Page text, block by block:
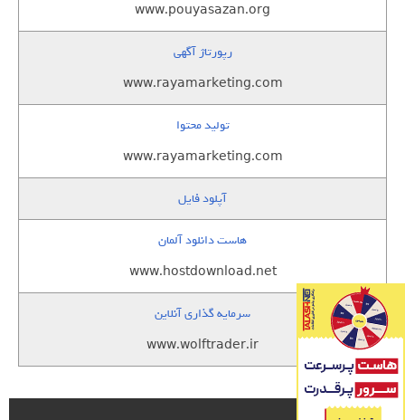
www.pouyasazan.org
رپورتاژ آگهی
www.rayamarketing.com
تولید محتوا
www.rayamarketing.com
آپلود فایل
هاست دانلود آلمان
www.hostdownload.net
سرمایه گذاری آنلاین
www.wolftrader.ir